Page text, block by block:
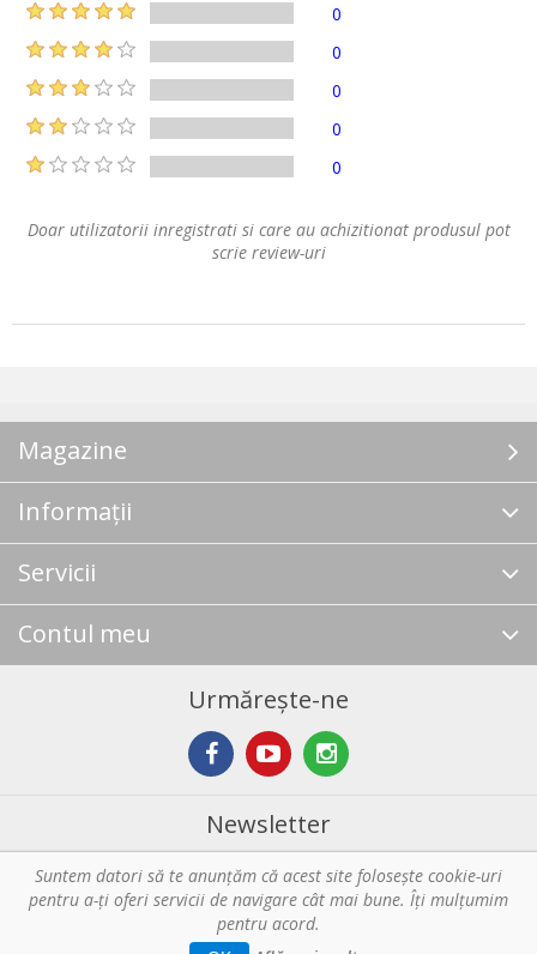
0
0
0
0
0
Doar utilizatorii inregistrati si care au achizitionat produsul pot
scrie review-uri
Magazine
Informații
Servicii
Contul meu
Urmărește-ne
Newsletter
Abonare
Copyright © 2026 Horeca - Pentru profesionistii din bucatarie. Toate
Suntem datori să te anunţăm că acest site foloseşte cookie-uri
pentru a-ți oferi servicii de navigare cât mai bune. Îţi mulțumim
pentru acord.